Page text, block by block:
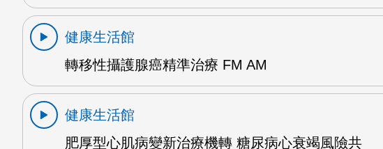
健康生活館
轉移性攝護腺癌精準治療 FM AM
健康生活館
肥厚型心肌病變新治療機轉 糖尿病心衰竭風險共